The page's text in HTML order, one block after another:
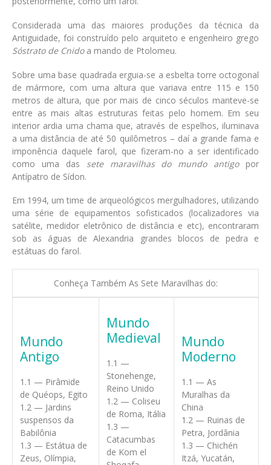
Considerada uma das maiores produções da técnica da
Antiguidade, foi construído pelo arquiteto e engenheiro grego
Sóstrato de Cnidoa mando de Ptolomeu.
Sobre uma base quadrada erguia-se a esbelta torre octogonal
de mármore, com uma altura que variava entre 115 e 150
metros de altura, que por mais de cinco séculos manteve-se
entre as mais altas estruturas feitas pelo homem. Em seu
interior ardia uma chama que, através de espelhos, iluminava
a uma distância de até 50 quilômetros – daí a grande fama e
imponência daquele farol, que fizeram-no a ser identificado
como uma das sete maravilhas do mundo antigopor
Antípatro de Sídon.
Em 1994, um time de arqueológicos mergulhadores, utilizando
uma série de equipamentos sofisticados (localizadores via
satélite, medidor eletrônico de distância e etc), encontraram
sob as águas de Alexandria grandes blocos de pedra e
estátuas do farol.
Conheça Também As Sete Maravilhas do:
Mundo
Antigo
1.1 — Pirâmide
de Quéops, Egito
1.2 — Jardins
suspensos da
Babilônia
1.3 — Estátua de
Zeus, Olímpia,
Mundo
Medieval
1.1 —
Stonehenge,
Reino Unido
1.2 — Coliseu
de Roma, Itália
1.3 —
Catacumbas
de Kom el
Mundo
Moderno
1.1 — As
Muralhas da
China
1.2 — Ruinas de
Petra, Jordânia
1.3 — Chichén
Itzá, Yucatán,